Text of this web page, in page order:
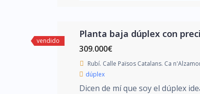
vendido
Planta baja dúplex con
309.000€
Rubí. Calle Països Catalans. Ca
dúplex
Dicen de mí que soy el dúplex